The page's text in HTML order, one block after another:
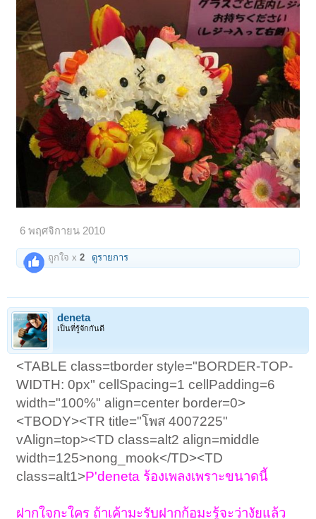
6 พฤศจิกายน 2010
ถูกใจ x2 ดูรายการ
deneta
เป็นที่รู้จักกันดี
<TABLE class=tborder style="BORDER-TOP-
WIDTH: 0px" cellSpacing=1 cellPadding=6
width="100%" align=center border=0>
<TBODY><TR title="โพส 4007225"
vAlign=top><TD class=alt2 align=middle
width=125>nong_mook</TD><TD
class=alt1>P'deneta ร้องเพลงเพราะขนาดนี้
ฝากใจกะใคร ถ้าเค้ามะรับฝากก้อมะรู้จะว่างัยแล้ว
ถัดไป >